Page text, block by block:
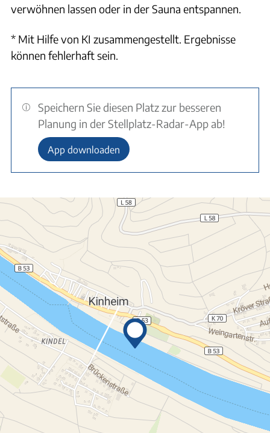
verwöhnen lassen oder in der Sauna entspannen.
* Mit Hilfe von KI zusammengestellt. Ergebnisse
können fehlerhaft sein.
Speichern Sie diesen Platz zur besseren
Planung in der Stellplatz-Radar-App ab!
App downloaden